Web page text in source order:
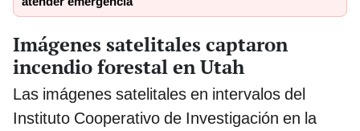
Imágenes satelitales captaron
incendio forestal en Utah
Las imágenes satelitales en intervalos del
Instituto Cooperativo de Investigación en la